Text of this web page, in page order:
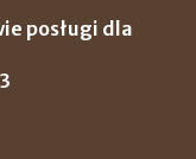
posługi dla